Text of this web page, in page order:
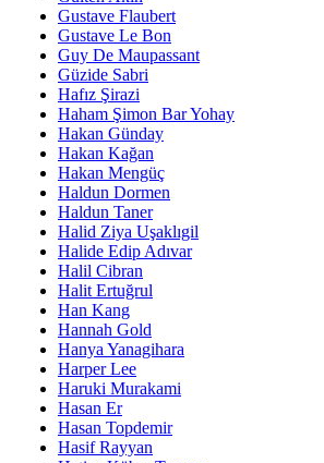
Gustave Flaubert
Gustave Le Bon
Guy De Maupassant
Güzide Sabri
Hafız Şirazi
Haham Şimon Bar Yohay
Hakan Günday
Hakan Kağan
Hakan Mengüç
Haldun Dormen
Haldun Taner
Halid Ziya Uşaklıgil
Halide Edip Adıvar
Halil Cibran
Halit Ertuğrul
Han Kang
Hannah Gold
Hanya Yanagihara
Harper Lee
Haruki Murakami
Hasan Er
Hasan Topdemir
Hasif Rayyan